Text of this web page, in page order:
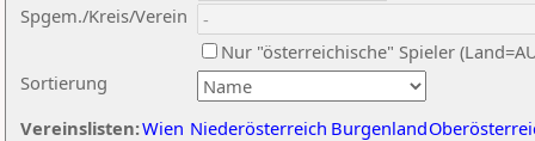
Sortierung
Spgem./Kreis/Verein
Nur "österreichische" Spieler
Vereinslisten:Wien Niederösterreich Burgenland